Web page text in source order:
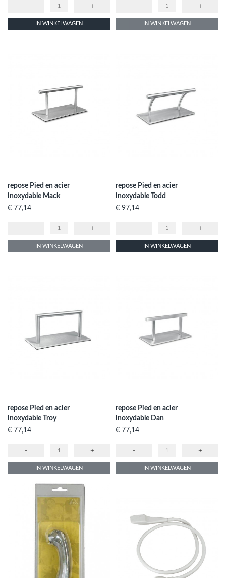
- +
IN WINKELWAGEN
- +
IN WINKELWAGEN
repose Pied en acier
inoxydable Mack
Prijs
€ 77,14
- +
IN WINKELWAGEN
repose Pied en acier
inoxydable Todd
Prijs
€ 97,14
- +
IN WINKELWAGEN
repose Pied en acier
inoxydable Troy
Prijs
€ 77,14
- +
IN WINKELWAGEN
repose Pied en acier
inoxydable Dan
Prijs
€ 77,14
- +
IN WINKELWAGEN